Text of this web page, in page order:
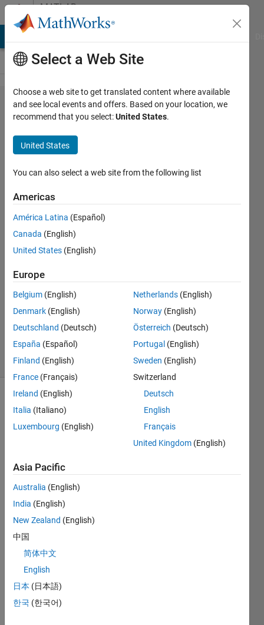
Skip to contentMATLAB
Answers
Simlink
でFFT
を行
い，ピ
ーク値
を求め
たい
7 May
2019
1 Answer
Answer
Accepted
Updated
6 Views
(30 days)
comments
Simli
nkで
FFT
い，
ピー
ク値
を求
めた
いの
です
が，
Select a Web Site
Choose a web site to get translated content where available
and see local events and offers. Based on your location, we
recommend that you select:United States.
United States
You can also select a web site from the following list
Americas
América Latina (Español)
Canada (English)
United States (English)
Europe
Belgium (English)
Denmark (English)
Deutschland (Deutsch)
España (Español)
Finland (English)
France (Français)
Ireland (English)
Italia (Italiano)
Luxembourg (English)
Netherlands (English)
Norway (English)
Österreich (Deutsch)
Portugal (English)
Sweden (English)
Switzerland
Deutsch
English
Français
United Kingdom (English)
Asia Pacific
Australia (English)
India (English)
New Zealand (English)
中国
简体中文
English
日本 (日本語)
한국 (한국어)